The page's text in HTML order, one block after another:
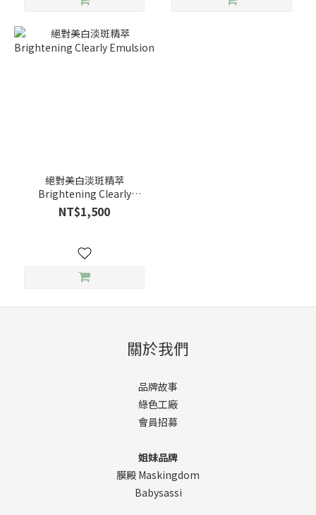
絕對美白淡斑精萃
Brightening Clearly
Emulsion
NT$1,500
關於我們
品牌故事
綠色工廠
會員招募
姐妹品牌
膜殿 Maskingdom
Babysassi